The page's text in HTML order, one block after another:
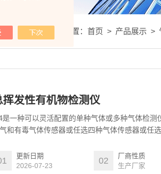
我的位置： 首页 > 产品展示 >
挥发性有机物检测仪
是一种可以灵活配置的单种气体或多种气体检
和有毒气体传感器或任选四种气体传感器或任
人员预防。
更新日期
2026-07-23
02
厂商性质
生产厂家